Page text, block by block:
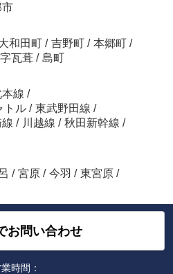
市
和田町 / 吉野町 / 本郷町 /
瓦葺 / 島町
線 /
トル / 東武野田線 /
/ 川越線 / 秋田新幹線 /
/ 宮原 / 今羽 / 東宮原 /
お問い合わせ
時間：